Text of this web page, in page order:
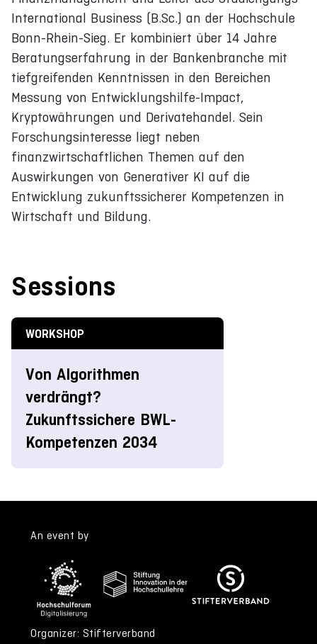
International Business (B.Sc.) an der Hochschule
Bonn-Rhein-Sieg. Er kombiniert über 14 Jahre
Beratungserfahrung in der Bankenbranche mit
tiefgreifenden Kenntnissen in den Bereichen
Messung von Entwicklungshilfe-Impact,
Kryptowährungen und Derivatehandel. Sein
Forschungsinteresse liegt neben
finanzwirtschaftlichen Themen auf den
Auswirkungen von Generativer KI auf die
Entwicklung zukunftssicherer Kompetenzen in
Wirtschaft und Bildung.
Sessions
WORKSHOP
Von Algorithmen
verdrängt?
Zukunftssichere BWL-
Kompetenzen 2034
An event by
Organizer: Stifterverband